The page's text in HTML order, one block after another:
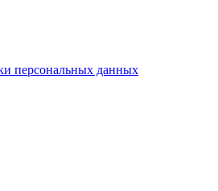
персональных данных